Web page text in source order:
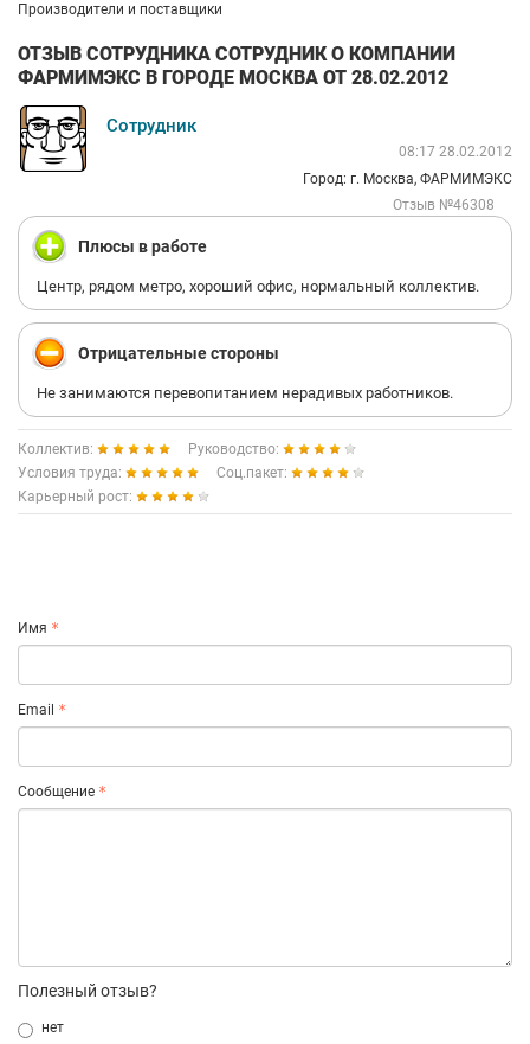
Производители и поставщики
ОТЗЫВ СОТРУДНИКА СОТРУДНИК О КОМПАНИИ
ФАРМИМЭКС В ГОРОДЕ МОСКВА ОТ 28.02.2012
Сотрудник
08:17 28.02.2012
Город: г. Москва, ФАРМИМЭКС
Отзыв №46308
Плюсы в работе
Центр, рядом метро, хороший офис, нормальный коллектив.
Отрицательные стороны
Не занимаются перевопитанием нерадивых работников.
Коллектив:
Руководство:
Условия труда:
Соц.пакет:
Карьерный рост:
Имя
Email
Сообщение
Полезный отзыв?
нет